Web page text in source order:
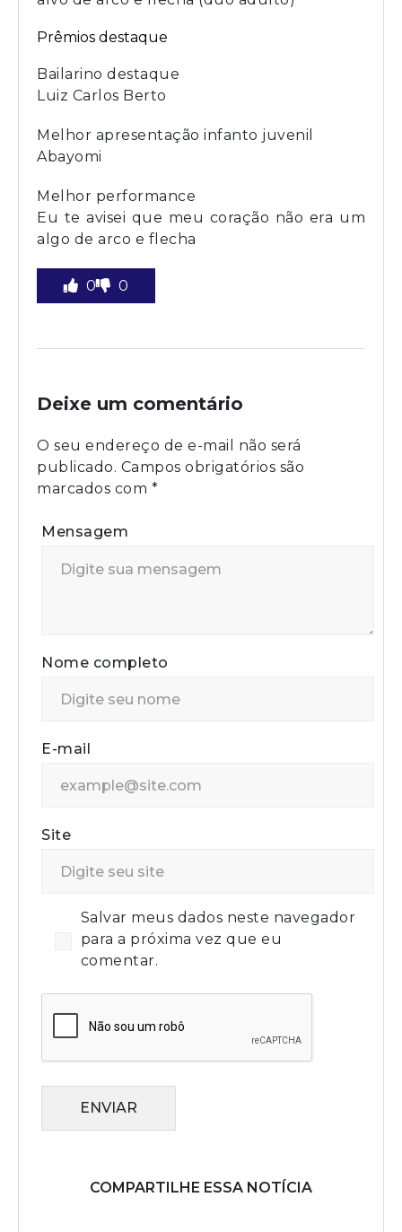
Prêmios destaque
Bailarino destaque
Luiz Carlos Berto
Melhor apresentação infanto juvenil
Abayomi
Melhor performance
Eu te avisei que meu coração não era um
algo de arco e flecha
0 0
Deixe um comentário
O seu endereço de e-mail não será
publicado. Campos obrigatórios são
marcados com *
Mensagem
Nome completo
E-mail
Site
Salvar meus dados neste navegador
para a próxima vez que eu
comentar.
ENVIAR
COMPARTILHE ESSA NOTÍCIA